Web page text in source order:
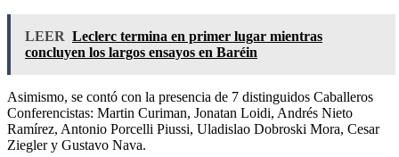
LEER Leclerc termina en primer lugar mientras
concluyen los largos ensayos en Baréin
Asimismo, se contó con la presencia de 7 distinguidos Caballeros
Conferencistas: Martin Curiman, Jonatan Loidi, Andrés Nieto
Ramírez, Antonio Porcelli Piussi, Uladislao Dobroski Mora, Cesar
Ziegler y Gustavo Nava.